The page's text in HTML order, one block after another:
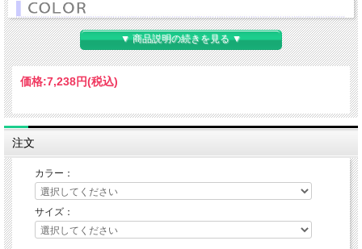
▼ 商品説明の続きを見る ▼
価格:7,238円(税込)
注文
カラー：
サイズ：